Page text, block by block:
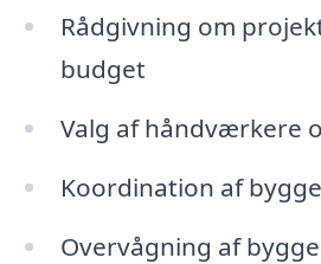
Rådgivning om
budget
Valg af håndværkere
Koordination af
Overvågning af